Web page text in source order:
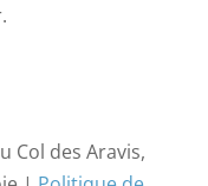
Col des Aravis,